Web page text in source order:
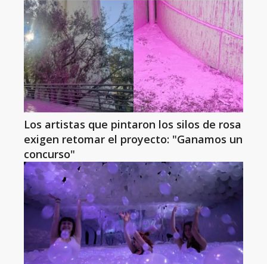
Los artistas que pintaron los silos de rosa
exigen retomar el proyecto: "Ganamos un
concurso"